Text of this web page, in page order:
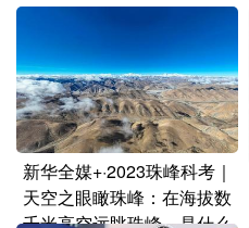
多语种频道
English Español
Русский язык
新华全媒+·2023珠峰科考｜
天空之眼瞰珠峰：在海拔数
千米高空远眺珠峰，是什么